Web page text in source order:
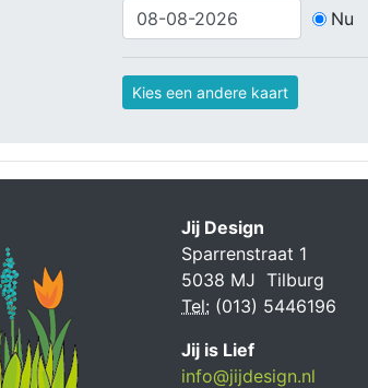
Nu
Kies een andere kaart
Jij Design
Sparrenstraat 1
5038 MJ Tilburg
Tel: (013) 5446196
Jij is Lief
info@jijdesign.nl